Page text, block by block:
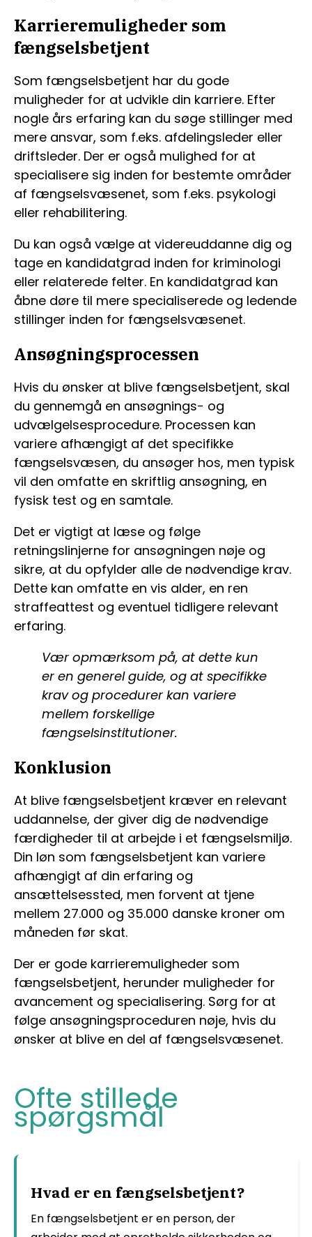
Karrieremuligheder som
fængselsbetjent
Som fængselsbetjent har du gode
muligheder for at udvikle din karriere. Efter
nogle års erfaring kan du søge stillinger med
mere ansvar, som f.eks. afdelingsleder eller
driftsleder. Der er også mulighed for at
specialisere sig inden for bestemte områder
af fængselsvæsenet, som f.eks. psykologi
eller rehabilitering.
Du kan også vælge at videreuddanne dig og
tage en kandidatgrad inden for kriminologi
eller relaterede felter. En kandidatgrad kan
åbne døre til mere specialiserede og ledende
stillinger inden for fængselsvæsenet.
Ansøgningsprocessen
Hvis du ønsker at blive fængselsbetjent, skal
du gennemgå en ansøgnings- og
udvælgelsesprocedure. Processen kan
variere afhængigt af det specifikke
fængselsvæsen, du ansøger hos, men typisk
vil den omfatte en skriftlig ansøgning, en
fysisk test og en samtale.
Det er vigtigt at læse og følge
retningslinjerne for ansøgningen nøje og
sikre, at du opfylder alle de nødvendige krav.
Dette kan omfatte en vis alder, en ren
straffeattest og eventuel tidligere relevant
erfaring.
Vær opmærksom på, at dette kun
er en generel guide, og at specifikke
krav og procedurer kan variere
mellem forskellige
fængselsinstitutioner.
Konklusion
At blive fængselsbetjent kræver en relevant
uddannelse, der giver dig de nødvendige
færdigheder til at arbejde i et fængselsmiljø.
Din løn som fængselsbetjent kan variere
afhængigt af din erfaring og
ansættelsessted, men forvent at tjene
mellem 27.000 og 35.000 danske kroner om
måneden før skat.
Der er gode karrieremuligheder som
fængselsbetjent, herunder muligheder for
avancement og specialisering. Sørg for at
følge ansøgningsproceduren nøje, hvis du
ønsker at blive en del af fængselsvæsenet.
Ofte stillede
spørgsmål
Hvad er en fængselsbetjent?
En fængselsbetjent er en person, der